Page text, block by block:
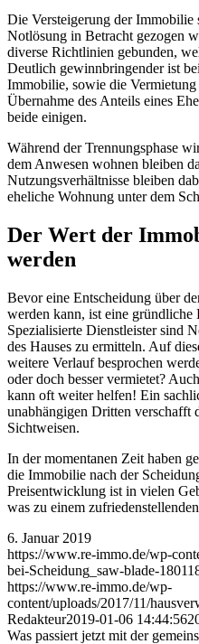
Die Versteigerung der Immobilie
Notlösung in Betracht gezogen
diverse Richtlinien gebunden,
Deutlich gewinnbringender ist
Immobilie, sowie die
Übernahme des Anteils eines
beide einigen.
Während der Trennungsphase
dem Anwesen wohnen bleiben
Nutzungsverhältnisse bleiben
eheliche Wohnung unter dem
Der Wert der
werden
Bevor eine Entscheidung über
werden kann, ist eine gründliche
Spezialisierte Dienstleister sind
des Hauses zu ermitteln. Auf
weitere Verlauf besprochen
oder doch besser vermietet?
kann oft weiter helfen! Ein
unabhängigen Dritten verschafft
Sichtweisen.
In der momentanen Zeit haben
die Immobilie nach der
Preisentwicklung ist in vielen
was zu einem
6. Januar 2019
https://www.re-immo.de/wp-
bei-Scheidung_saw-blade-
https://www.re-immo.de/wp-
content/uploads/2017/11/
Redakteur2019-01-06 14:44:56
Was passiert jetzt mit der